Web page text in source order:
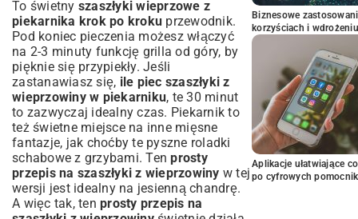
To świetny szaszłyki wieprzowe z
piekarnika krok po kroku przewodnik.
Pod koniec pieczenia możesz włączyć
na 2-3 minuty funkcję grilla od góry, by
pięknie się przypiekły. Jeśli
zastanawiasz się, ile piec szaszłyki z
wieprzowiny w piekarniku, te 30 minut
to zazwyczaj idealny czas. Piekarnik to
też świetne miejsce na inne mięsne
fantazje, jak choćby te pyszne roladki
schabowe z grzybami. Tenprosty
przepis na szaszłyki z wieprzowiny w tej
wersji jest idealny na jesienną chandrę.
A więc tak, ten prosty przepis na
Biznesowe
korzyściach i wdrożeniu
Aplikacje ułatwiające
po cyfrowych